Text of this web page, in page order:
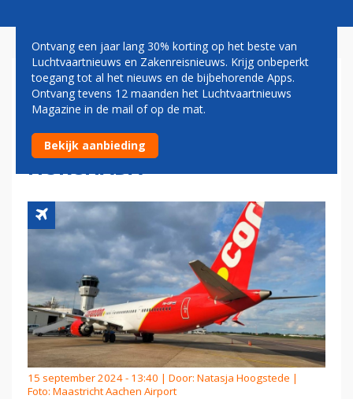
CORENDON VAN
LUCHTHAVENS GRONINGEN
EN MAASTRICHT NAAR
HURGHADA
15 september 2024 - 13:40 | Door: Natasja Hoogstede |
Foto: Maastricht Aachen Airport
Ontvang een jaar lang 30% korting op het beste van
Luchtvaartnieuws en Zakenreisnieuws. Krijg onbeperkt
toegang tot al het nieuws en de bijbehorende Apps.
Ontvang tevens 12 maanden het Luchtvaartnieuws
Magazine in de mail of op de mat.
Bekijk aanbieding